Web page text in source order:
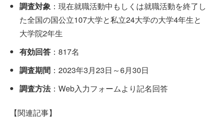
調査対象 ：現在就職活動中もしくは就職活動を終了し
た全国の国公立107大学と私立24大学の大学4年生と
大学院2年生
有効回答 ：817名
調査期間 ：2023年3月23日～6月30日
調査方法：Web入力フォームより記名回答
【関連記事】